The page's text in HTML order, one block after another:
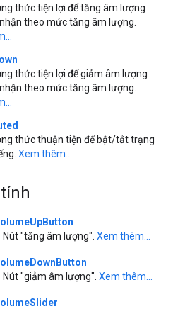
thức tiện lợi để tăng âm lượng
theo mức tăng âm lượng.
thức tiện lợi để giảm âm lượng
theo mức tăng âm lượng.
thức thuận tiện để bật/tắt trạng
Xem thêm...
Nút "tăng âm lượng". Xem thêm...
Nút "giảm âm lượng". Xem thêm...